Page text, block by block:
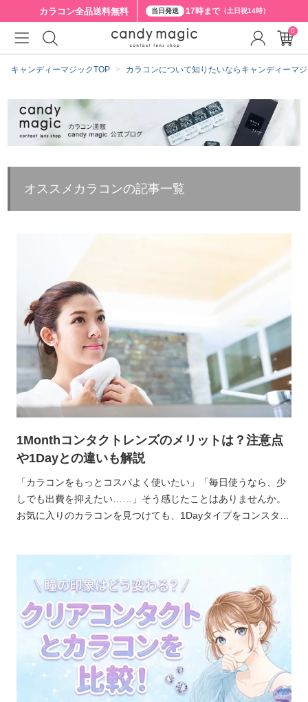
カラコン全品送料無料 当日発送 17時まで（土日祝14時）
キャンディーマジックTOP カラコンについて知りたいならキャンディーマ
オススメカラコンの記事一覧
1Monthコンタクトレンズのメリットは？注意点
や1Dayとの違いも解説
「カラコンをもっとコスパよく使いたい」「毎日使うなら、少
しでも出費を抑えたい……」そう感じたことはありませんか。
お気に入りのカラコンを見つけても、1Dayタイプをコンスタン
はもったいないことです。
0